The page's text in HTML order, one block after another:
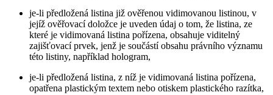
je-li předložená listina již ověřenou vidimovanou listinou, v
jejíž ověřovací doložce je uveden údaj o tom, že listina, ze
které je vidimovaná listina pořízena, obsahuje viditelný
zajišťovací prvek, jenž je součástí obsahu právního významu
této listiny, například hologram,
je-li předložená listina, z níž je vidimovaná listina pořízena,
opatřena plastickým textem nebo otiskem plastického razítka,